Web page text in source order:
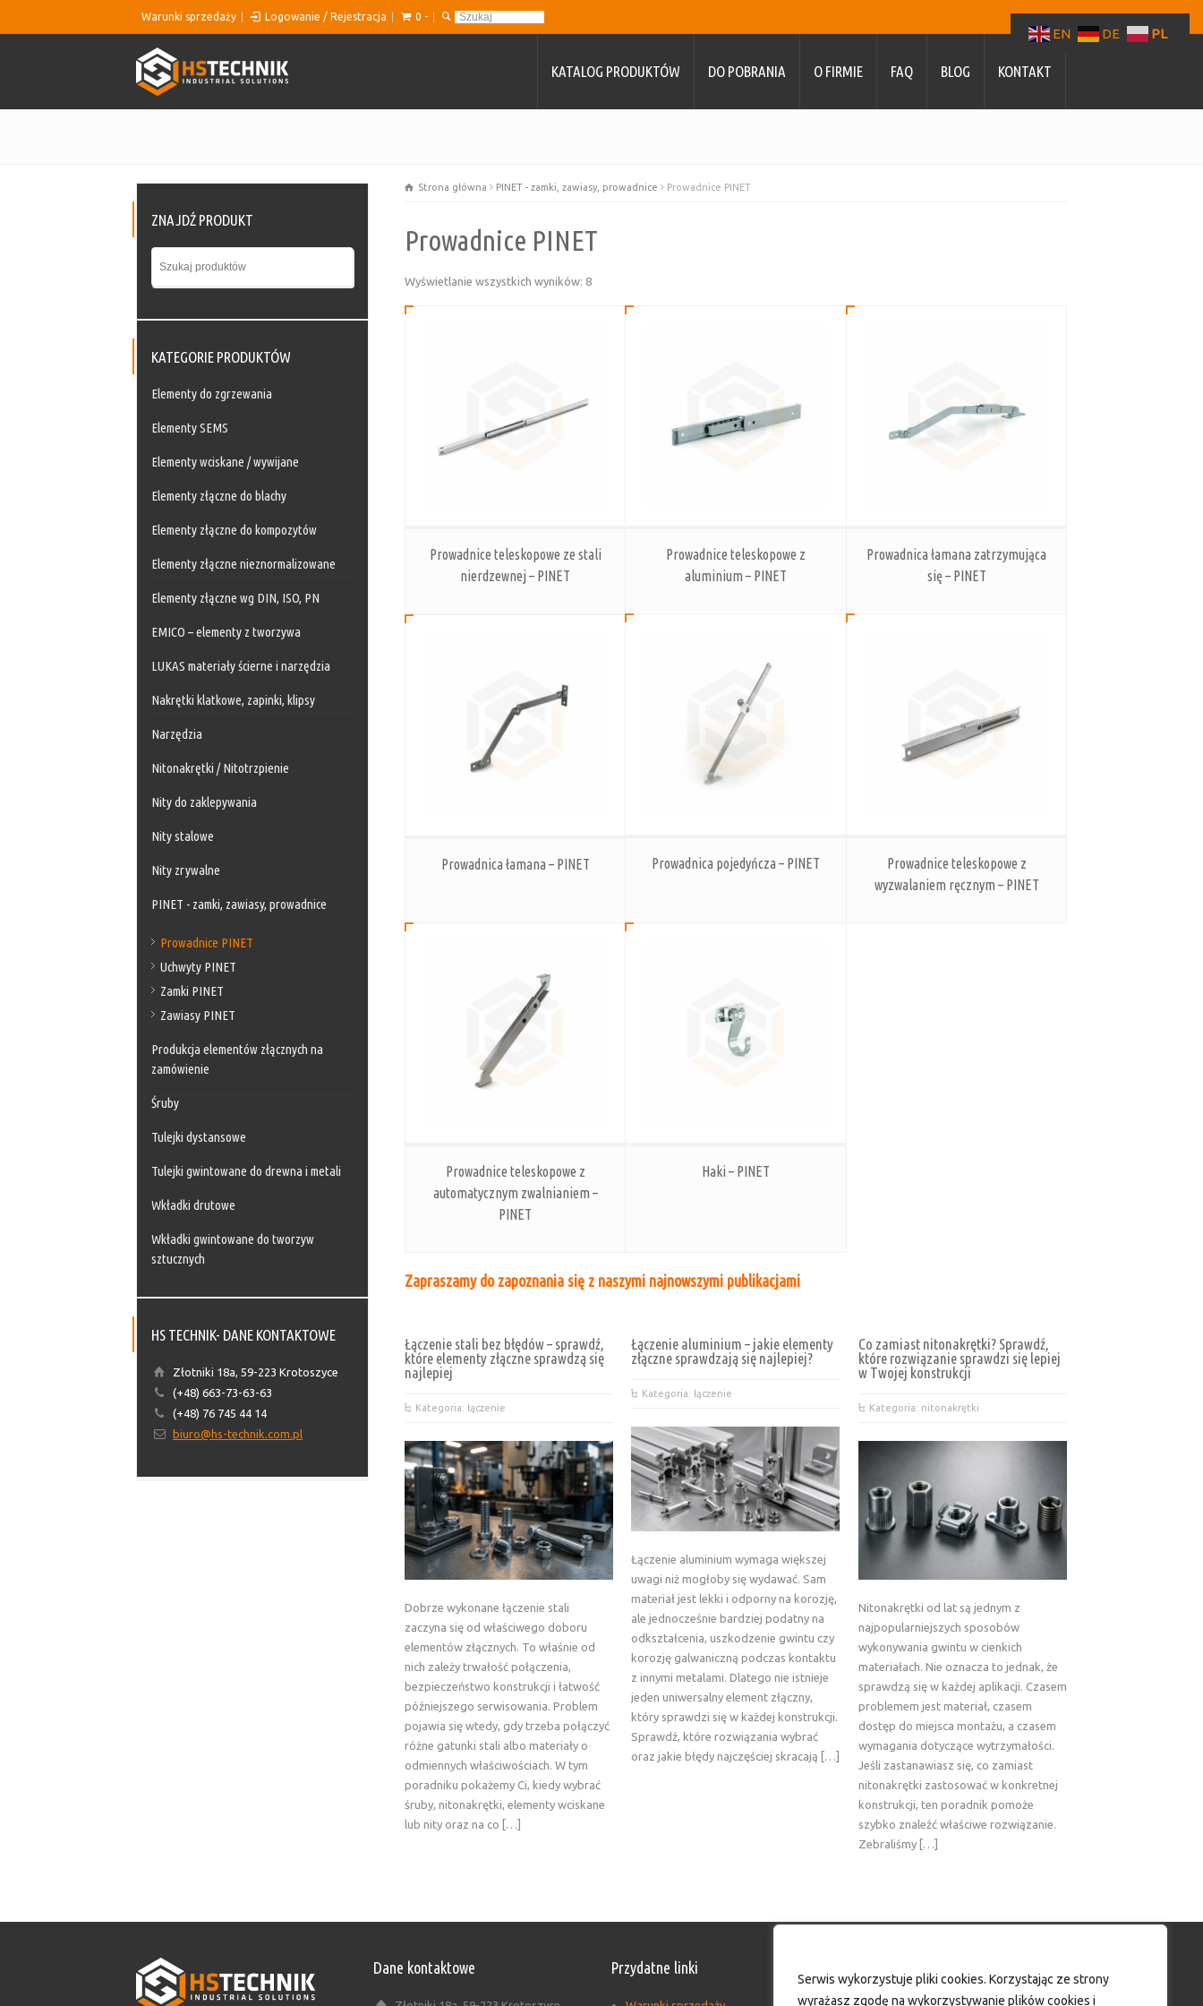
Serwis wykorzystuje pliki cookies. Korzystając ze strony
wyrażasz zgodę na wykorzystywanie plików cookies i
Warunki sprzedaży Logowanie / Rejestracja 0 -
KATALOG PRODUKTÓW DO POBRANIA O FIRMIE FAQ BLOG KONTAKT
Strona główna PINET - zamki, zawiasy, prowadnice Prowadnice PINET
Prowadnice PINET
Wyświetlanie wszystkich wyników: 8Posortowane
Prowadnice teleskopowe ze stali
nierdzewnej – PINET
Prowadnice teleskopowe z
aluminium – PINET
Prowadnica łamana zatrzymująca
się – PINET
Prowadnica łamana – PINET Prowadnica pojedyńcza – PINET
Prowadnice teleskopowe z
wyzwalaniem ręcznym – PINET
Prowadnice teleskopowe z
automatycznym zwalnianiem –
PINET
Haki – PINET
Zapraszamy do zapoznania się z naszymi najnowszymi publikacjami
Łączenie stali bez błędów – sprawdź,
które elementy złączne sprawdzą się
najlepiej
Kategoria: łączenie
Dobrze wykonane łączenie stali
zaczyna się od właściwego doboru
elementów złącznych. To właśnie od
nich zależy trwałość połączenia,
bezpieczeństwo konstrukcji i łatwość
późniejszego serwisowania. Problem
pojawia się wtedy, gdy trzeba połączyć
różne gatunki stali albo materiały o
odmiennych właściwościach. W tym
poradniku pokażemy Ci, kiedy wybrać
śruby, nitonakrętki, elementy wciskane
lub nity oraz na co […]
Łączenie aluminium – jakie elementy
złączne sprawdzają się najlepiej?
Kategoria: łączenie
Łączenie aluminium wymaga większej
uwagi niż mogłoby się wydawać. Sam
materiał jest lekki i odporny na korozję,
ale jednocześnie bardziej podatny na
odkształcenia, uszkodzenie gwintu czy
korozję galwaniczną podczas kontaktu
z innymi metalami. Dlatego nie istnieje
jeden uniwersalny element złączny,
który sprawdzi się w każdej konstrukcji.
Sprawdź, które rozwiązania wybrać
oraz jakie błędy najczęściej skracają […]
Co zamiast nitonakrętki? Sprawdź,
które rozwiązanie sprawdzi się lepiej
w Twojej konstrukcji
Kategoria: nitonakrętki
Nitonakrętki od lat są jednym z
najpopularniejszych sposobów
wykonywania gwintu w cienkich
materiałach. Nie oznacza to jednak, że
sprawdzą się w każdej aplikacji. Czasem
problemem jest materiał, czasem
dostęp do miejsca montażu, a czasem
wymagania dotyczące wytrzymałości.
Jeśli zastanawiasz się, co zamiast
nitonakrętki zastosować w konkretnej
konstrukcji, ten poradnik pomoże
szybko znaleźć właściwe rozwiązanie.
Zebraliśmy […]
ZNAJDŹ PRODUKT
KATEGORIE PRODUKTÓW
Elementy do zgrzewania
Elementy SEMS
Elementy wciskane / wywijane
Elementy złączne do blachy
Elementy złączne do kompozytów
Elementy złączne nieznormalizowane
Elementy złączne wg DIN, ISO, PN
EMICO – elementy z tworzywa
LUKAS materiały ścierne i narzędzia
Nakrętki klatkowe, zapinki, klipsy
Narzędzia
Nitonakrętki / Nitotrzpienie
Nity do zaklepywania
Nity stalowe
Nity zrywalne
PINET - zamki, zawiasy, prowadnice
Prowadnice PINET
Uchwyty PINET
Zamki PINET
Zawiasy PINET
Produkcja elementów złącznych na
zamówienie
Śruby
Tulejki dystansowe
Tulejki gwintowane do drewna i metali
Wkładki drutowe
Wkładki gwintowane do tworzyw
sztucznych
HS TECHNIK- DANE KONTAKTOWE
Złotniki 18a, 59-223 Krotoszyce
(+48) 663-73-63-63
(+48) 76 745 44 14
biuro@hs-technik.com.pl
Dane kontaktowe Przydatne linki
EN DE PL